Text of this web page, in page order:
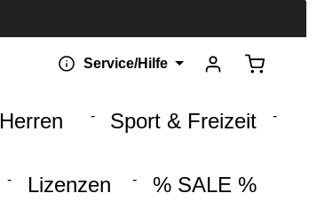
Service/Hilfe
Herren Sport & Freizeit
Lizenzen % SALE %